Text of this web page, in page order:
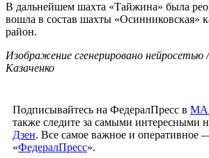
В дальнейшем шахта «Тайжина» была
вошла в состав шахты «Осинниковская»
район.
Изображение сгенерировано нейросетью
Казаченко
Подписывайтесь на ФедералПресс в
также следите за самыми интересными
Дзен. Все самое важное и оперативное
«ФедералПресс».